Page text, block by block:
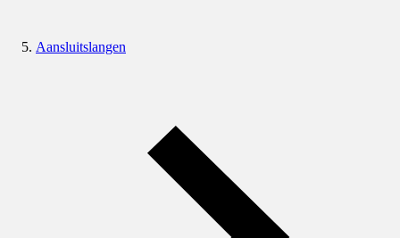
Aansluitslangen